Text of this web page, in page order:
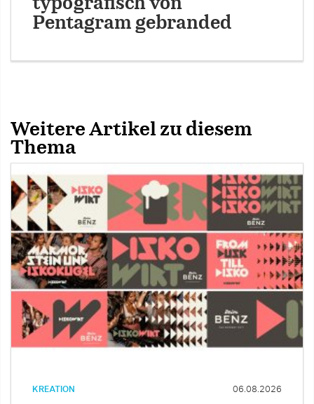
typografisch von
Pentagram gebranded
Weitere Artikel zu diesem
Thema
KREATION 06.08.2026